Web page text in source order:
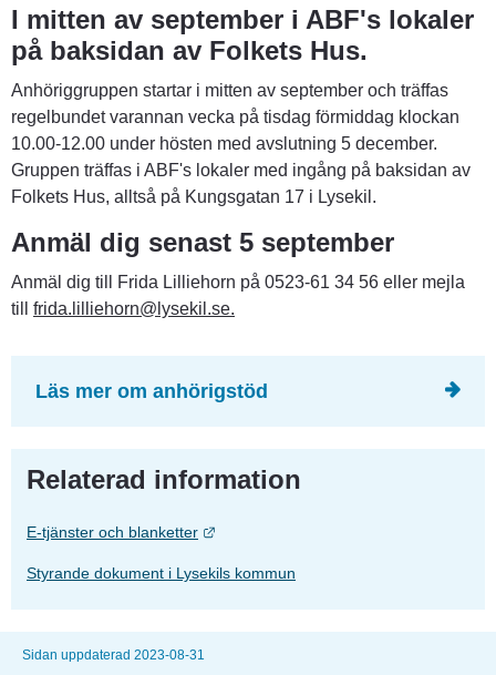
I mitten av september i ABF's lokaler
på baksidan av Folkets Hus.
Anhöriggruppen startar i mitten av september och träffas
regelbundet varannan vecka på tisdag förmiddag klockan
10.00-12.00 under hösten med avslutning 5 december.
Gruppen träffas i ABF's lokaler med ingång på baksidan av
Folkets Hus, alltså på Kungsgatan 17 i Lysekil.
Anmäl dig senast 5 september
Anmäl dig till Frida Lilliehorn på 0523-61 34 56 eller mejla
till frida.lilliehorn@lysekil.se.
Läs mer om anhörigstöd
Relaterad information
E-tjänster och blanketter Länk till annan webbplats.
Styrande dokument i Lysekils kommun
Sidan uppdaterad 2023-08-31